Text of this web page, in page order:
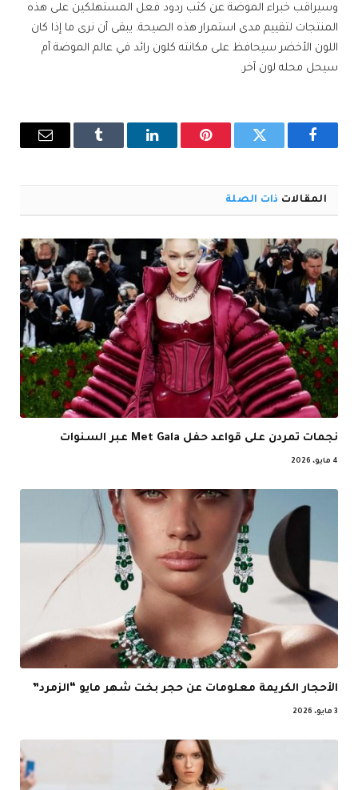
وسيراقب خبراء الموضة عن كثب ردود فعل المستهلكين على هذه
المنتجات لتقييم مدى استمرار هذه الصيحة. يبقى أن نرى ما إذا كان
اللون الأخضر سيحافظ على مكانته كلون رائد في عالم الموضة أم
سيحل محله لون آخر.
فيسبوك تويتر بينتيريستلينكدإن Tumblr
البريد
المقالات ذات الصلة
نجمات تمردن على قواعد حفل Met Gala عبر السنوات
4 مايو، 2026
الأحجار الكريمة معلومات عن حجر بخت شهر مايو “الزمرد”
3 مايو، 2026